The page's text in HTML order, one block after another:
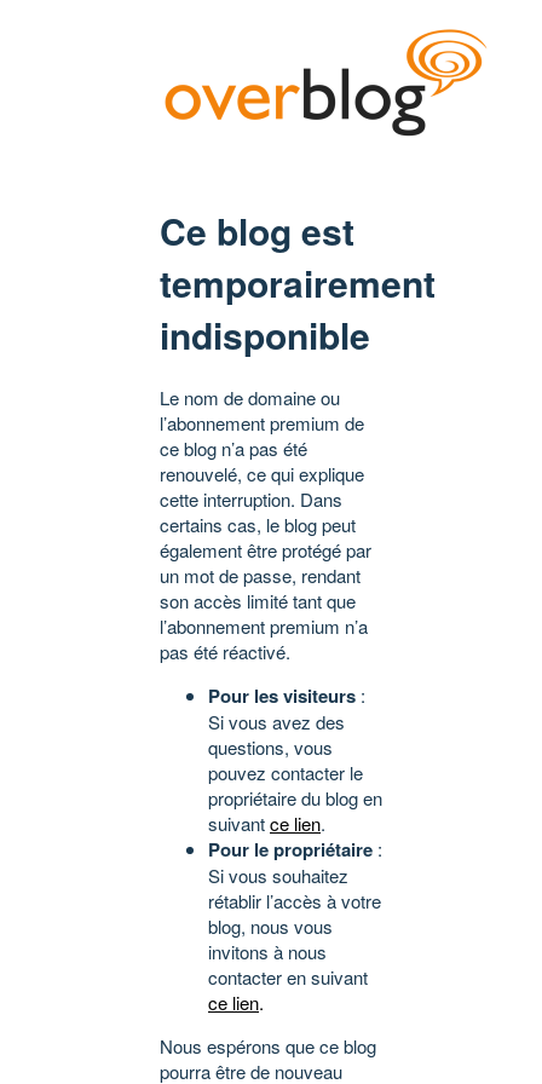
Ce blog est
temporairement
indisponible
Le nom de domaine ou
l’abonnement premium de
ce blog n’a pas été
renouvelé, ce qui explique
cette interruption. Dans
certains cas, le blog peut
également être protégé par
un mot de passe, rendant
son accès limité tant que
l’abonnement premium n’a
pas été réactivé.
Pour les visiteurs :
Si vous avez des
questions, vous
pouvez contacter le
propriétaire du blog en
suivantce lien.
Pour le propriétaire :
Si vous souhaitez
rétablir l’accès à votre
blog, nous vous
invitons à nous
contacter en suivant
ce lien.
Nous espérons que ce blog
pourra être de nouveau